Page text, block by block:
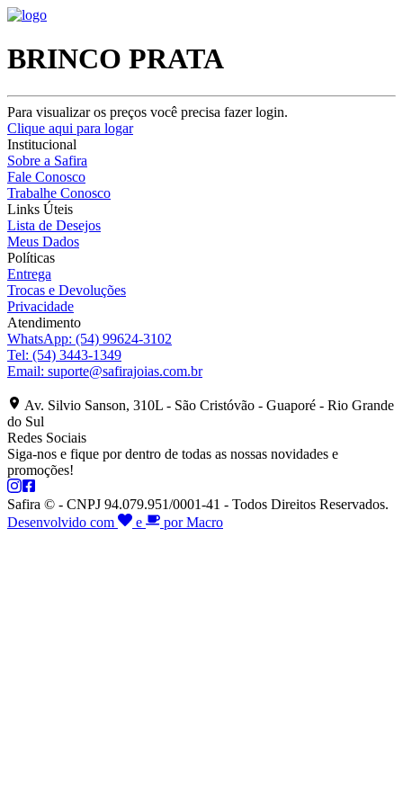
BRINCO PRATA
Para visualizar os preços você precisa fazer login.
Clique aqui para logar
Institucional
Sobre a Safira
Fale Conosco
Trabalhe Conosco
Links Úteis
Lista de Desejos
Meus Dados
Políticas
Entrega
Trocas e Devoluções
Privacidade
Atendimento
WhatsApp: (54) 99624-3102
Tel: (54) 3443-1349
Email: suporte@safirajoias.com.br
Av. Silvio Sanson, 310L - São Cristóvão - Guaporé - Rio Grande
do Sul
Redes Sociais
Siga-nos e fique por dentro de todas as nossas novidades e
promoções!
Safira © - CNPJ 94.079.951/0001-41 - Todos Direitos Reservados.
Desenvolvido com
e por Macro